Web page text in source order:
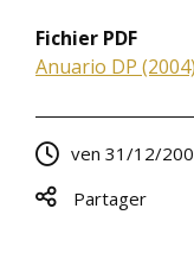
Fichier PDF
Anuario DP
ven 31/12/
Partager